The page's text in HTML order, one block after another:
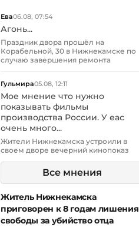
Ева06.08, 07:54
Агонь...
Праздник двора прошёл на
Корабельной, 30 в Нижнекамске по
случаю завершения ремонта
Гульмира05.08, 12:11
Мое мнение что нужно
показывать фильмы
производства России. У еас
очень много...
Жители Нижнекамска устроили в
своем дворе вечерний кинопоказ
Все мнения
Житель Нижнекамска
приговорен к 8 годам лишения
свободы за убийство отца